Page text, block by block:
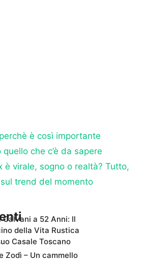
è così importante
che c’è da sapere
è virale, sogno o realtà? Tutto,
trend del momento
Calvani a 52 Anni: Il
della Vita Rustica
Casale Toscano
Zodì – Un cammello